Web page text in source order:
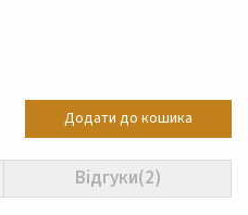
Додати до кошика
Відгуки(2)